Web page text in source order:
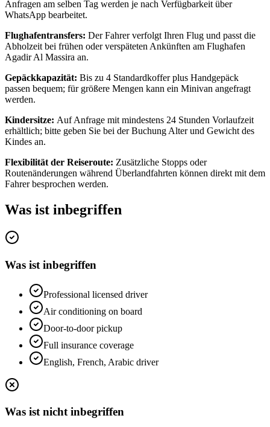
Anfragen am selben Tag werden je nach Verfügbarkeit über
WhatsApp bearbeitet.
Flughafentransfers: Der Fahrer verfolgt Ihren Flug und passt die
Abholzeit bei frühen oder verspäteten Ankünften am Flughafen
Agadir Al Massira an.
Gepäckkapazität: Bis zu 4 Standardkoffer plus Handgepäck
passen bequem; für größere Mengen kann ein Minivan angefragt
werden.
Kindersitze: Auf Anfrage mit mindestens 24 Stunden Vorlaufzeit
erhältlich; bitte geben Sie bei der Buchung Alter und Gewicht des
Kindes an.
Flexibilität der Reiseroute: Zusätzliche Stopps oder
Routenänderungen während Überlandfahrten können direkt mit dem
Fahrer besprochen werden.
Was ist inbegriffen
Was ist inbegriffen
Professional licensed driver
Air conditioning on board
Door-to-door pickup
Full insurance coverage
English, French, Arabic driver
Was ist nicht inbegriffen